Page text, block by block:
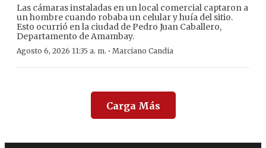
Las cámaras instaladas en un local comercial captaron a
un hombre cuando robaba un celular y huía del sitio.
Esto ocurrió en la ciudad de Pedro Juan Caballero,
Departamento de Amambay.
Agosto 6, 2026 11:35 a. m. · Marciano Candia
Carga Más